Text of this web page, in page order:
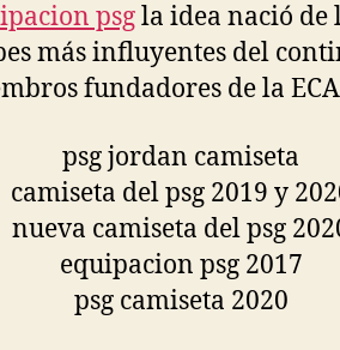
psgla idea nació de
más influyentes del
fundadores de la